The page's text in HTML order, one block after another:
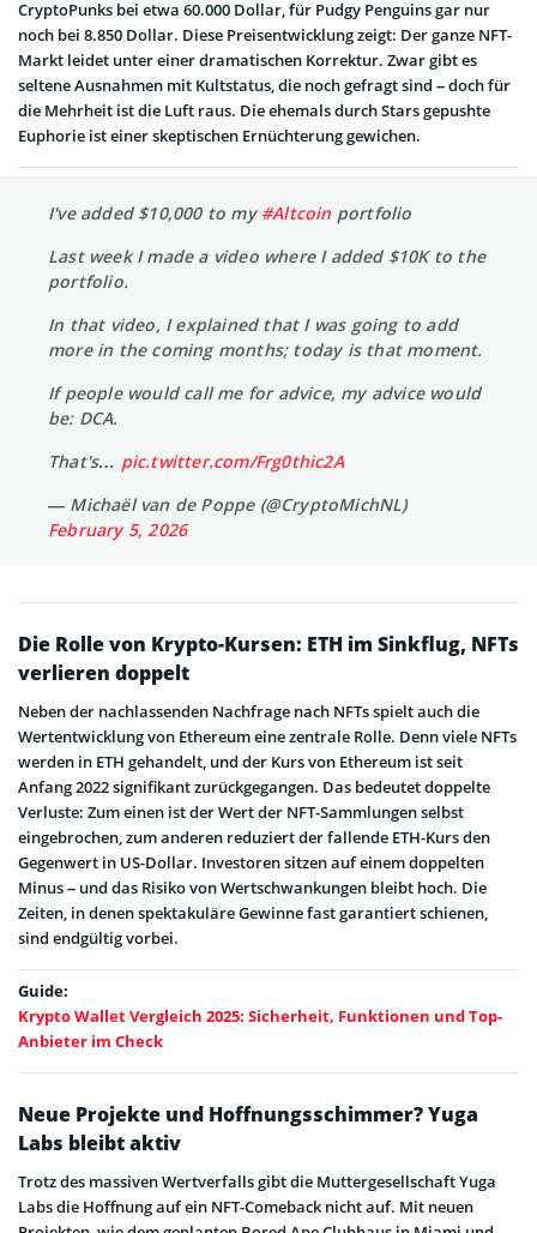
CryptoPunks bei etwa 60.000 Dollar, für Pudgy Penguins gar nur
noch bei 8.850 Dollar. Diese Preisentwicklung zeigt: Der ganze NFT-
Markt leidet unter einer dramatischen Korrektur. Zwar gibt es
seltene Ausnahmen mit Kultstatus, die noch gefragt sind – doch für
die Mehrheit ist die Luft raus. Die ehemals durch Stars gepushte
Euphorie ist einer skeptischen Ernüchterung gewichen.
I've added $10,000 to my #Altcoin portfolio
Last week I made a video where I added $10K to the
portfolio.
In that video, I explained that I was going to add
more in the coming months; today is that moment.
If people would call me for advice, my advice would
be: DCA.
That's… pic.twitter.com/Frg0thic2A
— Michaël van de Poppe (@CryptoMichNL)
February 5, 2026
Die Rolle von Krypto-Kursen: ETH im Sinkflug, NFTs
verlieren doppelt
Neben der nachlassenden Nachfrage nach NFTs spielt auch die
Wertentwicklung von Ethereum eine zentrale Rolle. Denn viele NFTs
werden in ETH gehandelt, und der Kurs von Ethereum ist seit
Anfang 2022 signifikant zurückgegangen. Das bedeutet doppelte
Verluste: Zum einen ist der Wert der NFT-Sammlungen selbst
eingebrochen, zum anderen reduziert der fallende ETH-Kurs den
Gegenwert in US-Dollar. Investoren sitzen auf einem doppelten
Minus – und das Risiko von Wertschwankungen bleibt hoch. Die
Zeiten, in denen spektakuläre Gewinne fast garantiert schienen,
sind endgültig vorbei.
Guide:
Krypto Wallet Vergleich 2025: Sicherheit, Funktionen und Top-
Anbieter im Check
Neue Projekte und Hoffnungsschimmer? Yuga
Labs bleibt aktiv
Trotz des massiven Wertverfalls gibt die Muttergesellschaft Yuga
Labs die Hoffnung auf ein NFT-Comeback nicht auf. Mit neuen